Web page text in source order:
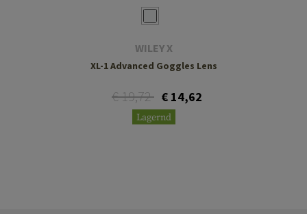
WILEY X
XL-1 Advanced Goggles Lens
€ 19,72 € 14,62
Lagernd